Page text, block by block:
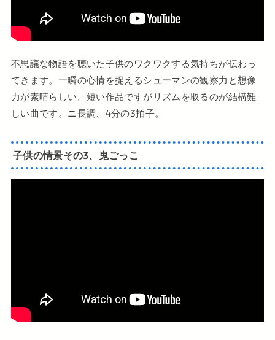
不思議な物語を聴いた子供のワクワクする気持ちが伝わっ
てきます。一瞬の心情を捉えるシューマンの観察力と想像
力が素晴らしい。短い作品ですがリズムを取るのが結構難
しい曲です。ニ長調、4分の3拍子。
子供の情景その3、鬼ごっこ